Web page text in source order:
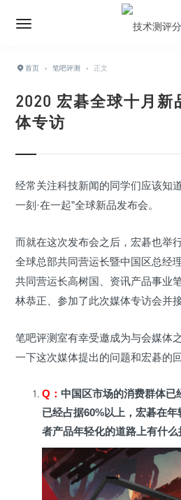
首页 › 笔吧评测 › 正文
2020 宏碁全球十月新
体专访
经常关注科技新闻的同学们应该知
一刻·在一起”全球新品发布会。
而就在这次发布会之后，宏碁也举
全球总部共同营运长暨中国区总经
共同营运长高树国、 资讯产品事业
林恭正 、参加了此次媒体专访会并
笔吧评测室有幸受邀成为与会媒体
一下这次媒体提出的问题和宏碁的回
Q ： 中国区市场的消费群体已
已经占据60%以上，宏碁在
者产品年轻化的道路上有什么